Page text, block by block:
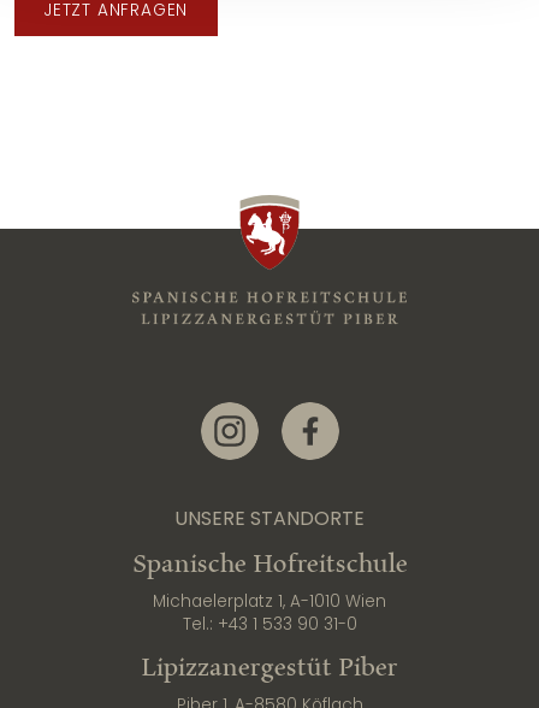
JETZT ANFRAGEN
Link zur Instagram-Seite
Link zur Facebook-Seite
UNSERE STANDORTE
Spanische Hofreitschule
Michaelerplatz 1, A-1010 Wien
Tel.: +43 1 533 90 31-0
Lipizzanergestüt Piber